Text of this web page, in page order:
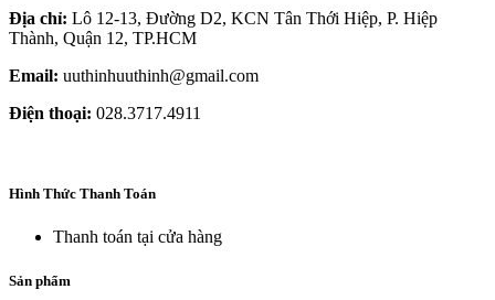
Địa chỉ: Lô 12-13, Đường D2, KCN Tân Thới Hiệp, P. Hiệp
Thành, Quận 12, TP.HCM
Email: uuthinhuuthinh@gmail.com
Điện thoại: 028.3717.4911
Hình Thức Thanh Toán
Thanh toán tại cửa hàng
Sản phẩm